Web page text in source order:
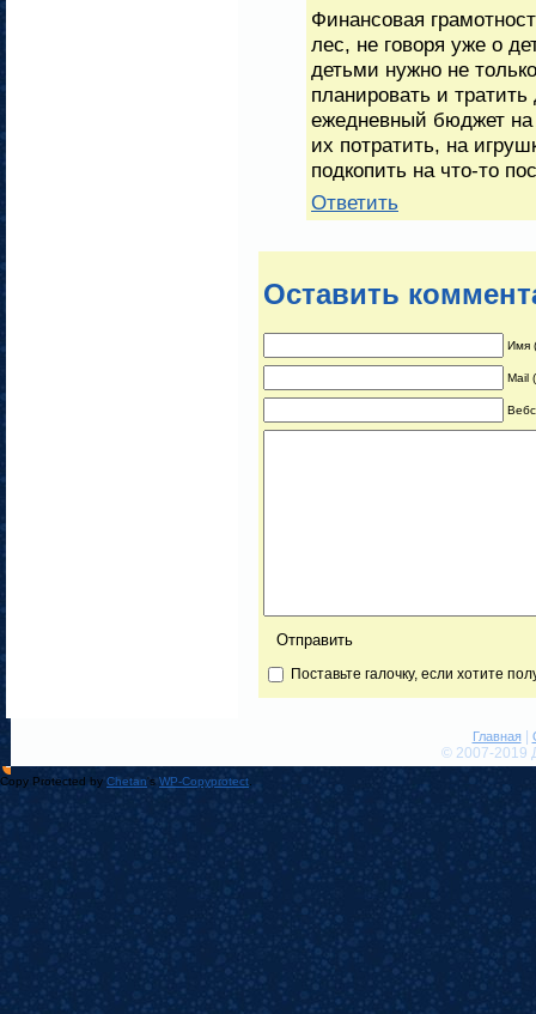
Финансовая
лес, не говоря уже о
детьми нужно не
планировать и
ежедневный бюджет на
их потратить, на
подкопить на что-то
Ответить
Оставить
Имя
Mail
Поставьте галочку, если хотите
Главная|
© 2007-2019
Copy Protected by Chetan's WP-Copyprotect